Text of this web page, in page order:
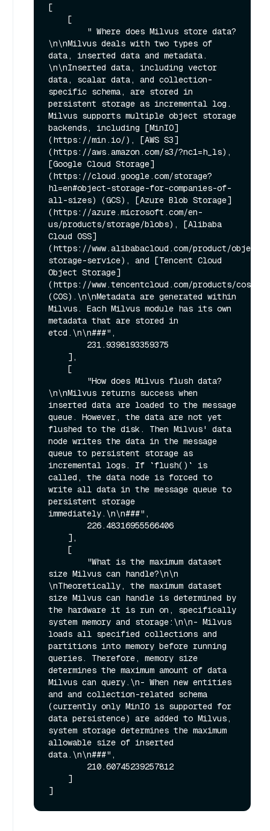
[
\n\nMilvus deals with two types of
data, inserted data and metadata.
\n\nInserted data, including vector
data, scalar data, and collection-
specific schema, are stored in
persistent storage as incremental log.
Milvus supports multiple object storage
backends, including [MinIO]
(https://min.io/), [AWS S3]
(https://aws.amazon.com/s3/?nc1=h_ls),
[Google Cloud Storage]
(https://cloud.google.com/storage?
hl=en#object-storage-for-companies-of-
all-sizes) (GCS), [Azure Blob Storage]
(https://azure.microsoft.com/en-
us/products/storage/blobs), [Alibaba
Cloud OSS]
(https://www.alibabacloud.com/product/object-
storage-service), and [Tencent Cloud
Object Storage]
(https://www.tencentcloud.com/products/cos)
(COS).\n\nMetadata are generated within
Milvus. Each Milvus module has its own
metadata that are stored in
etcd.\n\n###",
\n\nMilvus returns success when
inserted data are loaded to the message
queue. However, the data are not yet
flushed to the disk. Then Milvus' data
node writes the data in the message
queue to persistent storage as
incremental logs. If `flush()` is
called, the data node is forced to
write all data in the message queue to
persistent storage
immediately.\n\n###",
size Milvus can handle?\n\n
\nTheoretically, the maximum dataset
size Milvus can handle is determined by
the hardware it is run on, specifically
system memory and storage:\n\n- Milvus
loads all specified collections and
partitions into memory before running
queries. Therefore, memory size
determines the maximum amount of data
Milvus can query.\n- When new entities
and and collection-related schema
(currently only MinIO is supported for
data persistence) are added to Milvus,
system storage determines the maximum
allowable size of inserted
data.\n\n###",